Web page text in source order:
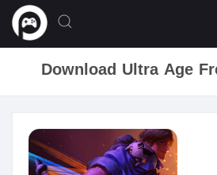
Download Ultra Age